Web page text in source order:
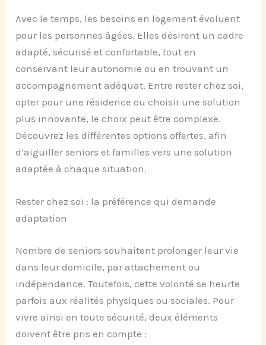
Avec le temps, les besoins en logement évoluent
pour les personnes âgées. Elles désirent un cadre
adapté, sécurisé et confortable, tout en
conservant leur autonomie ou en trouvant un
accompagnement adéquat. Entre rester chez soi,
opter pour une résidence ou choisir une solution
plus innovante, le choix peut être complexe.
Découvrez les différentes options offertes, afin
d’aiguiller seniors et familles vers une solution
adaptée à chaque situation.
Rester chez soi : la préférence qui demande
adaptation
Nombre de seniors souhaitent prolonger leur vie
dans leur domicile, par attachement ou
indépendance. Toutefois, cette volonté se heurte
parfois aux réalités physiques ou sociales. Pour
vivre ainsi en toute sécurité, deux éléments
doivent être pris en compte :